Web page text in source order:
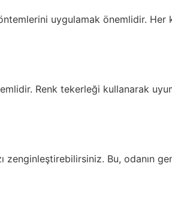
uygulamak önemlidir.
Renk tekerleği kullanarak
Bu, odanın